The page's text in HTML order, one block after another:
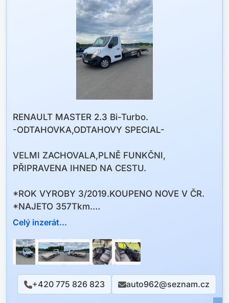
RENAULT MASTER 2.3 Bi-Turbo.
-ODTAHOVKA,ODTAHOVY SPECIAL-
VELMI ZACHOVALA,PLNĚ FUNKČNI,
PŘIPRAVENA IHNED NA CESTU.
*ROK VYROBY 3/2019.KOUPENO NOVE V ČR.
*NAJETO 357Tkm.
*STK 3/2027
*ODTAHOVKA DO 3,5t.
*NOSNOST 1300KG.
*DELKA LOŽNE PLOCHY 5M.
Celý inzerát...
+420 775 826 823 auto962@seznam.cz